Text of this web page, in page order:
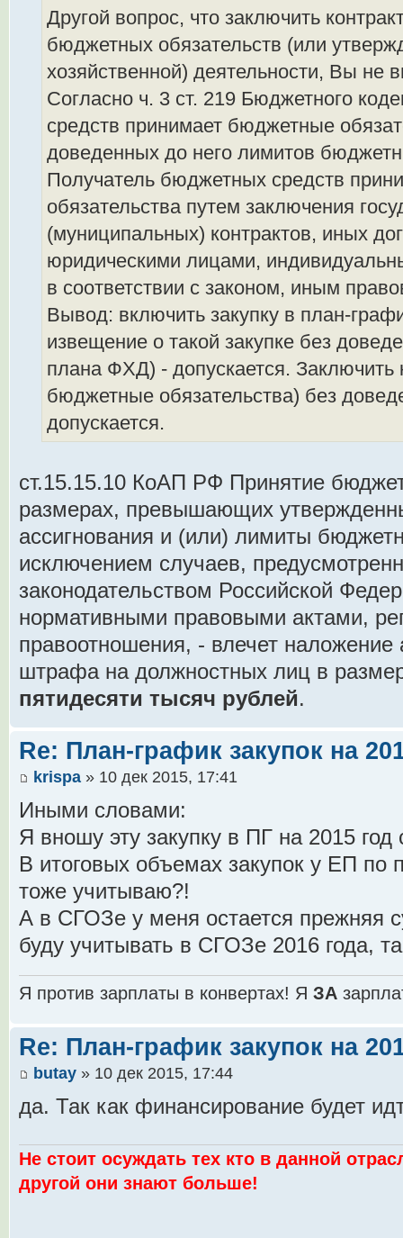
Другой вопрос, что заключить
бюджетных обязательств (или
хозяйственной) деятельности, Вы не
Согласно ч. 3 ст. 219 Бюджетного
средств принимает бюджетные
доведенных до него лимитов
Получатель бюджетных средств
обязательства путем заключения
(муниципальных) контрактов, иных
юридическими лицами,
в соответствии с законом, иным
Вывод: включить закупку в план-
извещение о такой закупке без
плана ФХД) - допускается. Заключить
бюджетные обязательства) без
допускается.
ст.15.15.10 КоАП РФ Принятие
размерах, превышающих
ассигнования и (или) лимиты
исключением случаев,
законодательством Российской
нормативными правовыми актами,
правоотношения, - влечет наложение
штрафа на должностных лиц в
пятидесяти тысяч рублей.
Re: План-график закупок на
krispa » 10 дек 2015, 17:41
Иными словами:
Я вношу эту закупку в ПГ на 2015
В итоговых объемах закупок у ЕП по
тоже учитываю?!
А в СГОЗе у меня остается прежняя
буду учитывать в СГОЗе 2016 года,
Я против зарплаты в конвертах! Я ЗА
Re: План-график закупок на
butay » 10 дек 2015, 17:44
да. Так как финансирование будет
Не стоит осуждать тех кто в данной
другой они знают больше!